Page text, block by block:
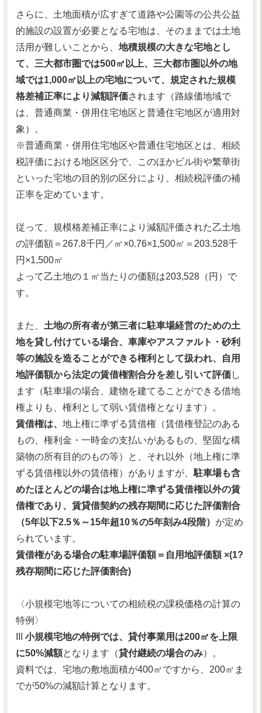
さらに、土地面積が広すぎて道路や公園等の公共公益
的施設の設置が必要となる宅地は、そのままでは土地
活用が難しいことから、 地積規模の大きな宅地とし
て、三大都市圏では500㎡以上、三大都市圏以外の地
域では1,000㎡以上の宅地について、規定された規模
格差補正率により減額評価されます（路線価地域で
は、普通商業・併用住宅地区と普通住宅地区が適用対
象）。
※普通商業・併用住宅地区や普通住宅地区とは、相続
税評価における地区区分で、このほかビル街や繁華街
といった宅地の目的別の区分により、相続税評価の補
正率を定めています。
従って、規模格差補正率により減額評価された乙土地
の評価額＝267.8千円／㎡×0.76×1,500㎡＝203.528千
円×1,500㎡
よって乙土地の１㎡当たりの価額は203,528（円）で
す。
また、 土地の所有者が第三者に駐車場経営のための土
地を貸し付けている場合、車庫やアスファルト・砂利
等の施設を造ることができる権利として扱われ、自用
地評価額から法定の賃借権割合分を差し引いて評価し
ます（駐車場の場合、建物を建てることができる借地
権よりも、権利として弱い賃借権となります）。
賃借権は、 地上権に準ずる賃借権（賃借権登記のある
もの、権利金・一時金の支払いがあるもの、堅固な構
築物の所有目的のもの等）と、それ以外（地上権に準
ずる賃借権以外の賃借権）がありますが、 駐車場も含
めたほとんどの場合は地上権に準ずる賃借権以外の賃
借権であり、賃貸借契約の残存期間に応じた評価割合
（5年以下2.5％～15年超10％の5年刻み4段階） が定め
られています。
賃借権がある場合の駐車場評価額＝自用地評価額 ×(1?
残存期間に応じた評価割合)
〈小規模宅地等についての相続税の課税価格の計算の
特例〉
小規模宅地の特例では、貸付事業用は200㎡を上限
に50%減額となります（貸付継続の場合のみ）。
資料では、宅地の敷地面積が400㎡ですから、200㎡ま
でが50%の減額計算となります。